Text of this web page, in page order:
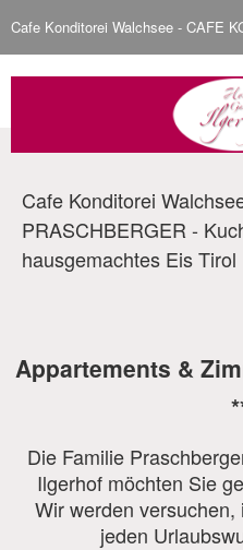
Cafe Konditorei Walchsee - CAFE
Cafe Konditorei
PRASCHBERGER -
hausgemachtes Eis Tirol
Appartements &
Die Familie
Ilgerhof möchten Sie
Wir werden
jeden